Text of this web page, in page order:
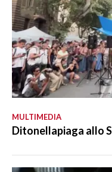
MULTIMEDIA
Ditonellapiaga allo